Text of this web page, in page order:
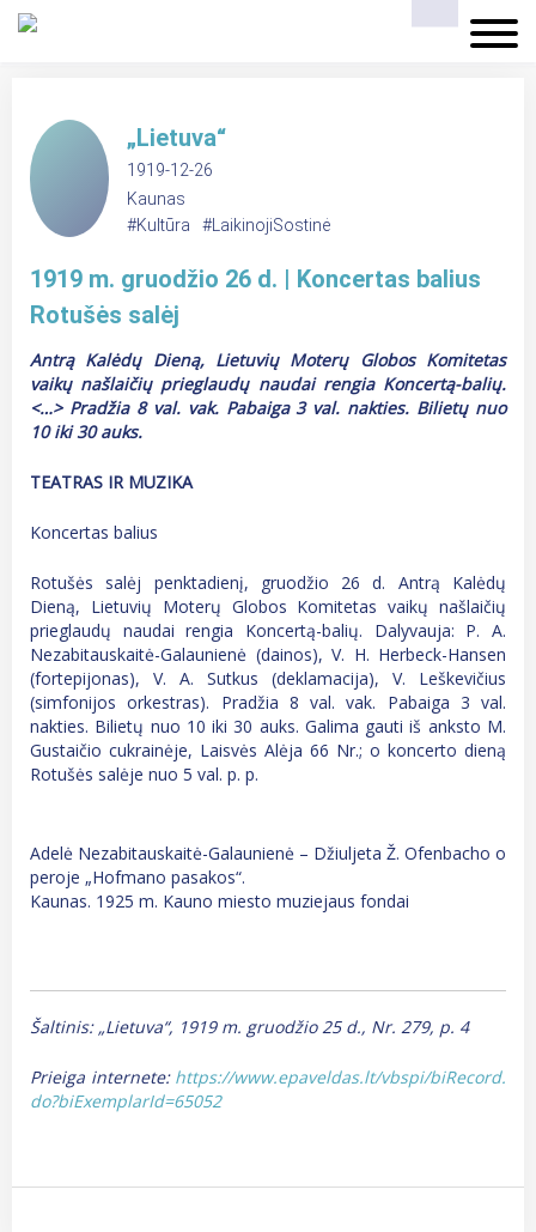
„Lietuva“
1919-12-26
Kaunas
#Kultūra
#LaikinojiSostinė
1919 m. gruodžio 26 d. | Koncertas balius
Rotušės salėj
Antrą Kalėdų Dieną, Lietuvių Moterų Globos Komitetas
vaikų našlaičių prieglaudų naudai rengia Koncertą-balių.
<…> Pradžia 8 val. vak. Pabaiga 3 val. nakties. Bilietų nuo
10 iki 30 auks.
TEATRAS IR MUZIKA
Koncertas balius
Rotušės salėj penktadienį, gruodžio 26 d. Antrą Kalėdų
Dieną, Lietuvių Moterų Globos Komitetas vaikų našlaičių
prieglaudų naudai rengia Koncertą-balių. Dalyvauja: P. A.
Nezabitauskaitė-Galaunienė (dainos), V. H. Herbeck-Hansen
(fortepijonas), V. A. Sutkus (deklamacija), V. Leškevičius
(simfonijos orkestras). Pradžia 8 val. vak. Pabaiga 3 val.
nakties. Bilietų nuo 10 iki 30 auks. Galima gauti iš anksto M.
Gustaičio cukrainėje, Laisvės Alėja 66 Nr.; o koncerto dieną
Rotušės salėje nuo 5 val. p. p.
Adelė Nezabitauskaitė-Galaunienė – Džiuljeta Ž. Ofenbacho o
peroje „Hofmano pasakos“.
Kaunas. 1925 m. Kauno miesto muziejaus fondai
Šaltinis: „Lietuva“, 1919 m. gruodžio 25 d., Nr. 279, p. 4
Prieiga internete: https://www.epaveldas.lt/vbspi/biRecord.
do?biExemplarId=65052